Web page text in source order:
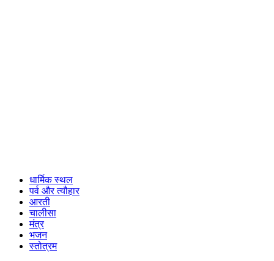
धार्मिक स्थल
पर्व और त्यौहार
आरती
चालीसा
मंत्र
भजन
स्तोत्रम